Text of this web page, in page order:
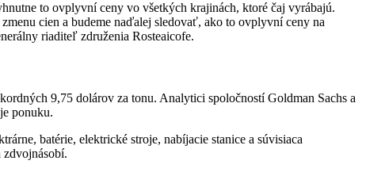
to ovplyvní ceny vo všetkých krajinách, ktoré čaj vyrábajú.
cien a budeme naďalej sledovať, ako to ovplyvní ceny na
riaditeľ združenia Rosteaicofe.
9,75 dolárov za tonu. Analytici spoločností Goldman Sachs a
ponuku.
batérie, elektrické stroje, nabíjacie stanice a súvisiaca